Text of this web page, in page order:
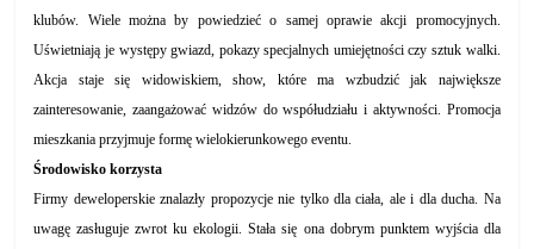
klubów. Wiele można by powiedzieć o samej oprawie akcji promocyjnych.
Uświetniają je występy gwiazd, pokazy specjalnych umiejętności czy sztuk walki.
Akcja staje się widowiskiem, show, które ma wzbudzić jak największe
zainteresowanie, zaangażować widzów do współudziału i aktywności. Promocja
mieszkania przyjmuje formę wielokierunkowego eventu.
Środowisko korzysta
Firmy deweloperskie znalazły propozycje nie tylko dla ciała, ale i dla ducha. Na
uwagę zasługuje zwrot ku ekologii. Stała się ona dobrym punktem wyjścia dla